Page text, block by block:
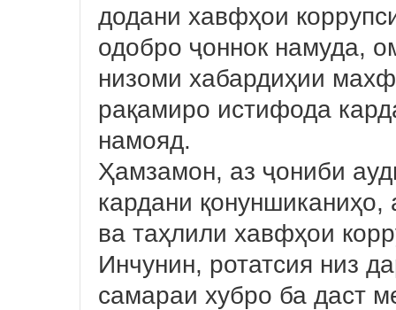
додани хавфҳои
одобро ҷоннок намуда,
низоми хабардиҳии
рақамиро истифода
намояд.
Ҳамзамон, аз ҷониби
кардани
ва таҳлили хавфҳои
Инчунин, ротатсия низ
самараи хубро ба даст